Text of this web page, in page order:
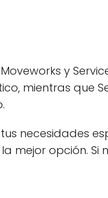
y
mientras que
necesidades
mejor opción.